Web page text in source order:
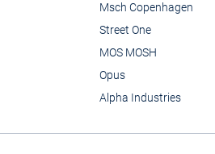
Msch Copenhagen
Street One
MOS MOSH
Opus
Alpha Industries